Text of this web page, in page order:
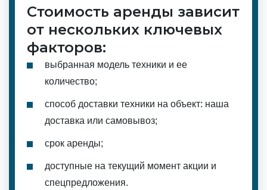
Стоимость аренды зависит
от нескольких ключевых
факторов:
выбранная модель техники и ее
количество;
способ доставки техники на объект: наша
доставка или самовывоз;
срок аренды;
доступные на текущий момент акции и
спецпредложения.